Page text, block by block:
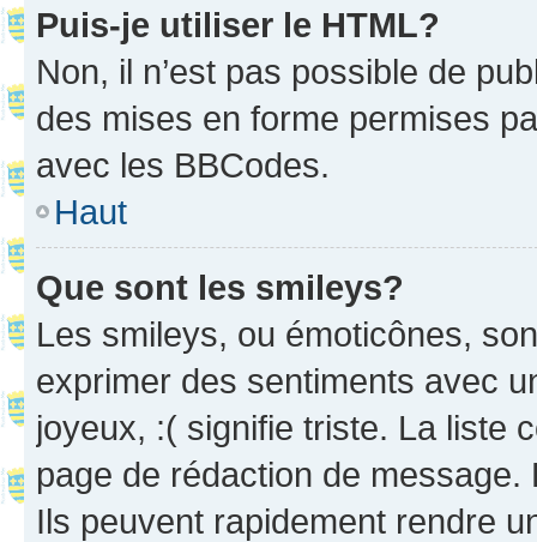
Puis-je utiliser le HTML?
Non, il n’est pas possible de
des mises en forme permises
avec les BBCodes.
Haut
Que sont les smileys?
Les smileys, ou émoticônes,
exprimer des sentiments avec
joyeux, :( signifie triste. La liste
page de rédaction de
Ils peuvent rapidement rendre